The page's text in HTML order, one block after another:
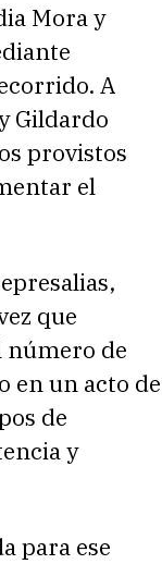
Mora y
A
Gildardo
provistos
el
que
número de
en un acto de
de
y
para ese